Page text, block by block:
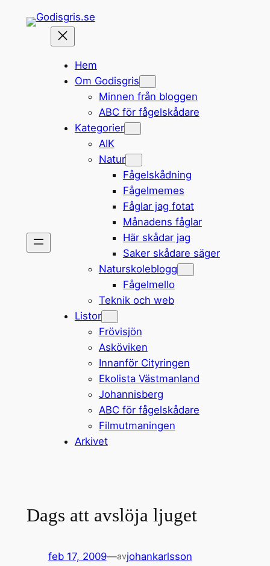
Hem
Om Godisgris
Minnen från bloggen
ABC för fågelskådare
Kategorier
AIK
Natur
Fågelskådning
Fågelmemes
Fåglar jag fotat
Månadens fåglar
Här skådar jag
Saker skådare säger
Naturskoleblogg
Fågelmello
Teknik och web
Listor
Frövisjön
Asköviken
Innanför Cityringen
Ekolista Västmanland
Johannisberg
ABC för fågelskådare
Filmutmaningen
Arkivet
Dags att avslöja ljuget
feb 17, 2009—avjohankarlsson